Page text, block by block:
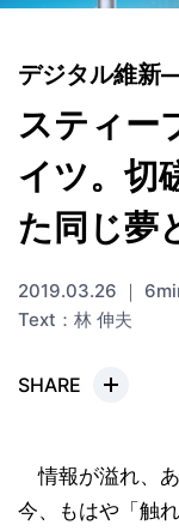
デジタル維新
スティー
イツ。切
た同じ夢
2019.03.26 ｜
Text：林 伸夫
SHARE
情報が溢れ、
今、もはや「触